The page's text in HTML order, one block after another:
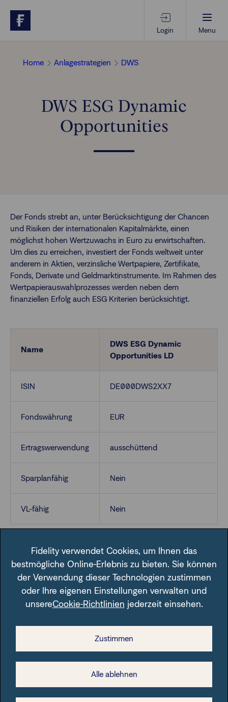
Login Menu
Beratungs-Tools
Anlagestrategien
Finanzberatende
Anlegende
Newsletter
Login
Home Anlagestrategien DWS
DWS ESG Dynamic
Opportunities
Der Fonds strebt an, unter Berücksichtigung der Chancen
und Risiken der internationalen Kapitalmärkte, einen
möglichst hohen Wertzuwachs in Euro zu erwirtschaften.
Um dies zu erreichen, investiert der Fonds weltweit unter
anderem in Aktien, verzinsliche Wertpapiere, Zertifikate,
Fonds, Derivate und Geldmarktinstrumente. Im Rahmen des
Wertpapierauswahlprozesses werden neben dem
finanziellen Erfolg auch ESG Kriterien berücksichtigt.
Name
DWS ESG Dynamic
Opportunities LD
ISIN DE000DWS2XX7
Fondswährung EUR
Ertragswerwendung ausschüttend
Sparplanfähig Nein
VL-fähig Nein
Im Fondsfinder der FFB unter der angegebenen ISIN.
Fidelity verwendet Cookies, um Ihnen das
bestmögliche Online-Erlebnis zu bieten. Sie können
der Verwendung dieser Technologien zustimmen
oder Ihre eigenen Einstellungen verwalten und
unsereCookie-Richtlinien jederzeit einsehen.
Zustimmen
Alle ablehnen